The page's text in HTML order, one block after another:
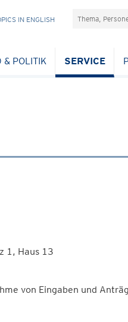
IN ENGLISH Suchefeld
& POLITIK SERVICE
1, Haus 13
von Eingaben und